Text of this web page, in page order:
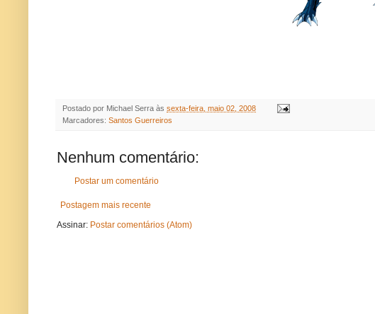
Postado por Michael Serra às sexta-feira, maio 02, 2008
Marcadores: Santos Guerreiros
Nenhum comentário:
Postar um comentário
Postagem mais recente
Assinar: Postar comentários (Atom)